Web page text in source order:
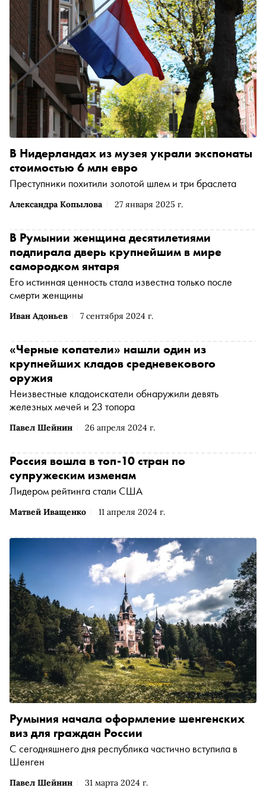
Александра Копылова 27 января 2025 г.
В Нидерландах из музея украли экспонаты
стоимостью 6 млн евро
Преступники похитили золотой шлем и три браслета
Иван Адоньев 7 сентября 2024 г.
В Румынии женщина десятилетиями
подпирала дверь крупнейшим в мире
самородком янтаря
Его истинная ценность стала известна только после
смерти женщины
Павел Шейнин 26 апреля 2024 г.
«Черные копатели» нашли один из
крупнейших кладов средневекового
оружия
Неизвестные кладоискатели обнаружили девять
железных мечей и 23 топора
Матвей Иващенко 11 апреля 2024 г.
Россия вошла в топ-10 стран по
супружеским изменам
Лидером рейтинга стали США
Павел Шейнин 31 марта 2024 г.
Румыния начала оформление шенгенских
виз для граждан России
С сегодняшнего дня республика частично вступила в
Шенген